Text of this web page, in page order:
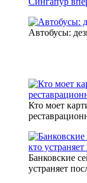
Автобусы:
Кто моет
Банковские
устраняет